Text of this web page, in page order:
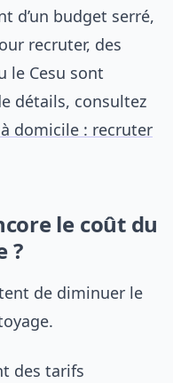
d’un budget serré,
recruter, des
le Cesu sont
détails, consultez
domicile : recruter
le coût du
?
de diminuer le
des tarifs